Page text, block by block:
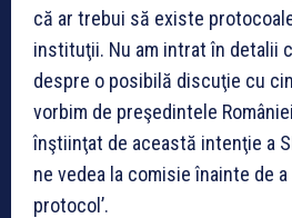
că ar trebui să existe
instituţii. Nu am intrat în detalii
despre o posibilă discuţie cu
vorbim de preşedintele
înştiinţat de această intenţie a
ne vedea la comisie înainte de
protocol’.